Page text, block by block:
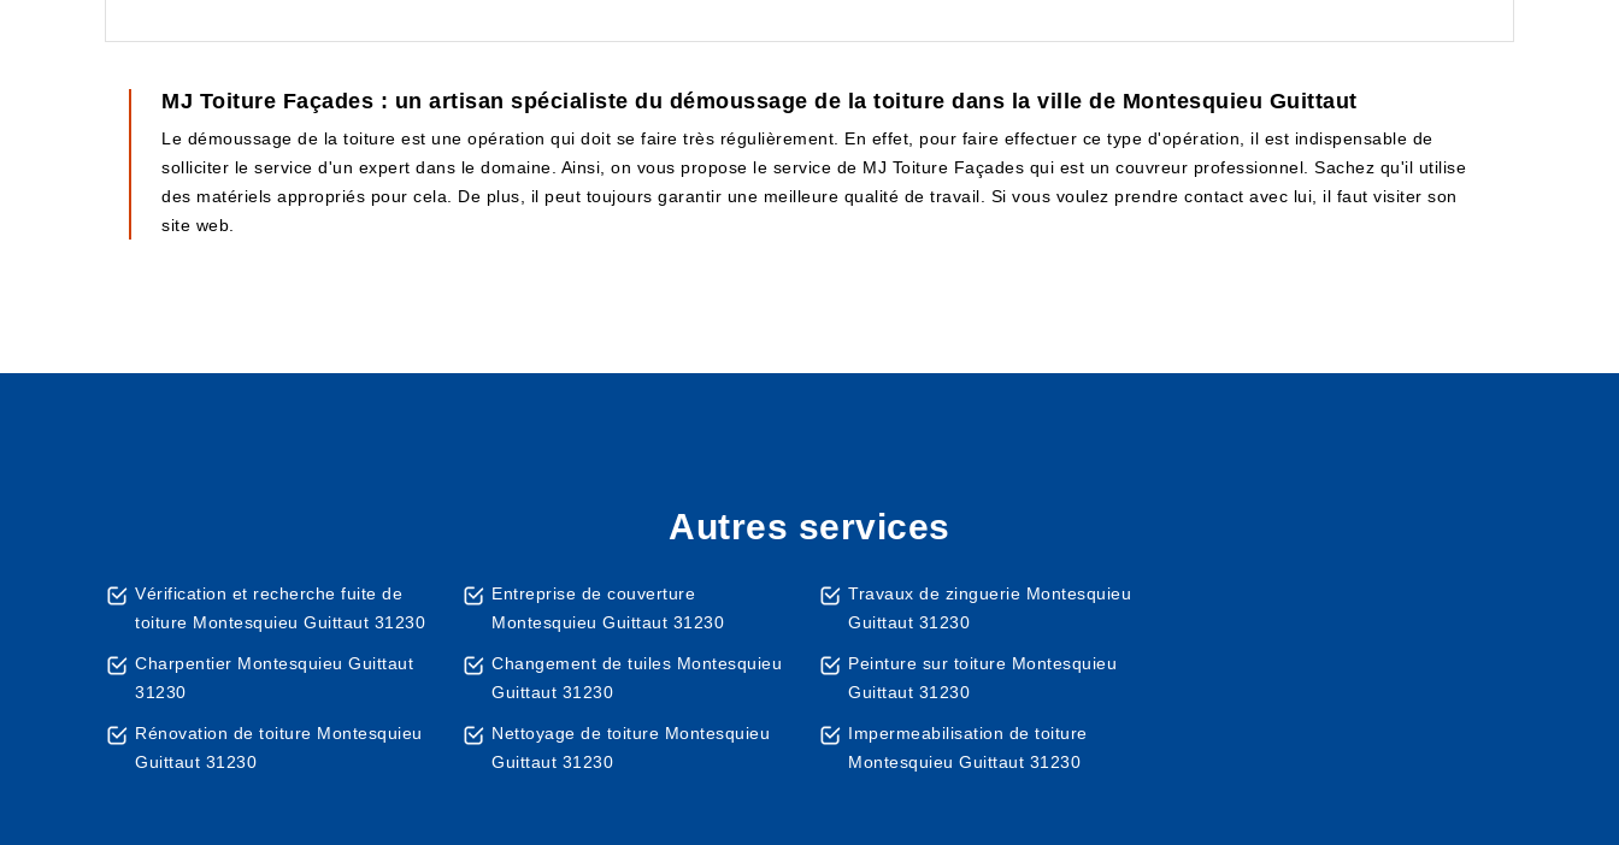
MJ Toiture Façades : un artisan spécialiste du démoussage de la toiture dans la ville de Montesquieu Guittaut
Le démoussage de la toiture est une opération qui doit se faire très régulièrement. En effet, pour faire effectuer ce type d'opération, il est indispensable de
solliciter le service d'un expert dans le domaine. Ainsi, on vous propose le service de MJ Toiture Façades qui est un couvreur professionnel. Sachez qu'il utilise
des matériels appropriés pour cela. De plus, il peut toujours garantir une meilleure qualité de travail. Si vous voulez prendre contact avec lui, il faut visiter son
site web.
Autres services
Vérification et recherche fuite de
toiture Montesquieu Guittaut 31230
Charpentier Montesquieu Guittaut
31230
Rénovation de toiture Montesquieu
Guittaut 31230
Entreprise de couverture
Montesquieu Guittaut 31230
Changement de tuiles Montesquieu
Guittaut 31230
Nettoyage de toiture Montesquieu
Guittaut 31230
Travaux de zinguerie Montesquieu
Guittaut 31230
Peinture sur toiture Montesquieu
Guittaut 31230
Impermeabilisation de toiture
Montesquieu Guittaut 31230